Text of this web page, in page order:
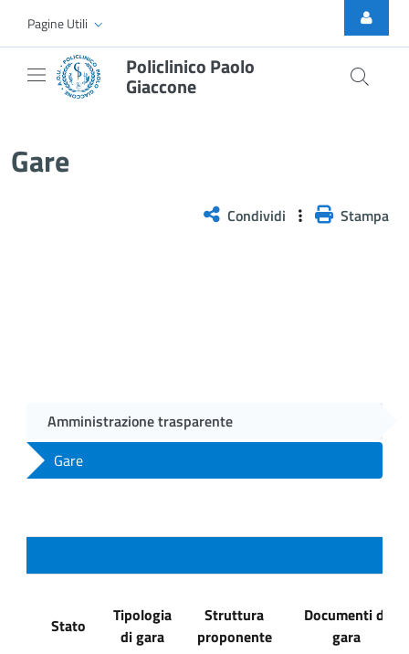
Skip to Main Content
Pagine Utili
Policlinico Paolo
Giaccone
Gare
Condividi Stampa
Amministrazione trasparente
Gare
Stato
Tipologia
di gara
Struttura
proponente
Documenti di
gara